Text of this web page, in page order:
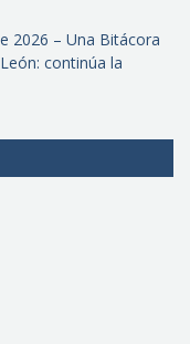
2026 – Una Bitácora
continúa la